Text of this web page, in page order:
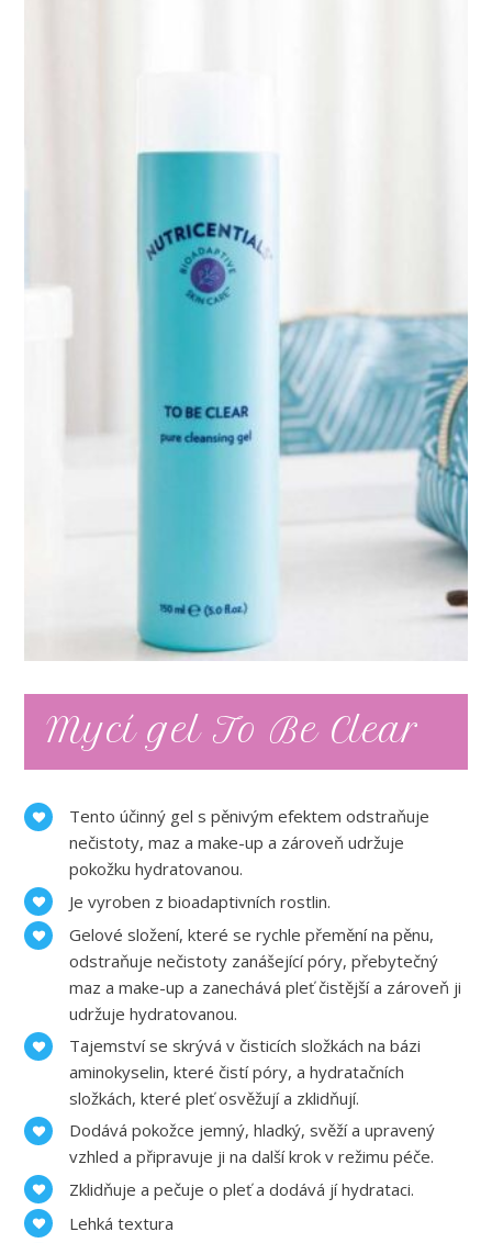
Mycí gel To Be Clear
Tento účinný gel s pěnivým efektem odstraňuje
nečistoty, maz a make-up a zároveň udržuje
pokožku hydratovanou.
Je vyroben z bioadaptivních rostlin.
Gelové složení, které se rychle přemění na pěnu,
odstraňuje nečistoty zanášející póry, přebytečný
maz a make-up a zanechává pleť čistější a zároveň ji
udržuje hydratovanou.
Tajemství se skrývá v čisticích složkách na bázi
aminokyselin, které čistí póry, a hydratačních
složkách, které pleť osvěžují a zklidňují.
Dodává pokožce jemný, hladký, svěží a upravený
vzhled a připravuje ji na další krok v režimu péče.
Zklidňuje a pečuje o pleť a dodává jí hydrataci.
Lehká textura